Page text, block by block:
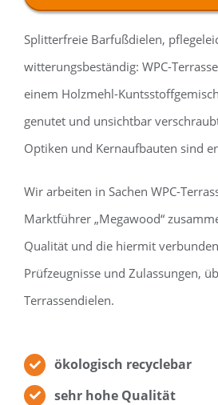
Splitterfreie Barfußdielen,
witterungsbeständig: WPC-
einem Holzmehl-
genutet und unsichtbar
Optiken und Kernaufbauten sind
Wir arbeiten in Sachen WPC-
Marktführer „Megawood“
Qualität und die hiermit
Prüfzeugnisse und Zulassungen,
Terrassendielen.
ökologisch recyclebar
sehr hohe Qualität